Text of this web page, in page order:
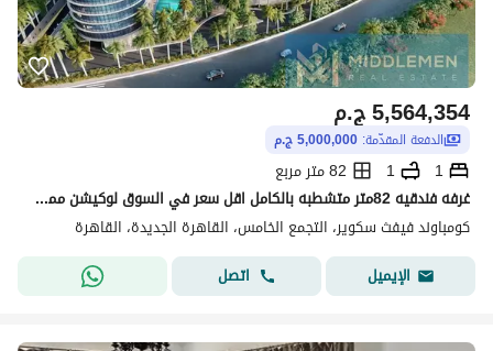
ج.م5,564,354
الدفعة المقدّمة: 5,000,000 ج.م
1
1
82 متر مربع
غرفه فندقيه 82متر متشطبه بالكامل اقل سعر في السوق لوكيشن مميز فيفث سكوير المراسم ليك ريزيدنس القاهره الجديده fifth square almarasem
كومباوند فيفث سكوير، التجمع الخامس، القاهرة الجديدة، القاهرة
الإيميل
اتصل